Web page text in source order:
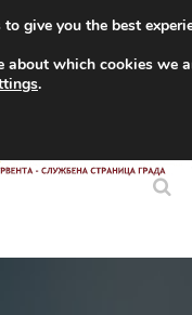
PRIJAVA
give you the best
about which cookies we
.